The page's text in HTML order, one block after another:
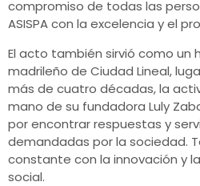
compromiso de todas las
ASISPA con la excelencia y el
El acto también sirvió como un
madrileño de Ciudad Lineal,
más de cuatro décadas, la
mano de su fundadora Luly
por encontrar respuestas y
demandadas por la sociedad.
constante con la innovación y
social.